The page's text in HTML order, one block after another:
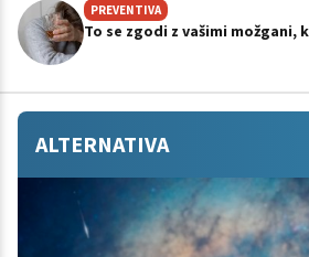
PREVENTIVA
To se zgodi z vašimi
ALTERNATIVA